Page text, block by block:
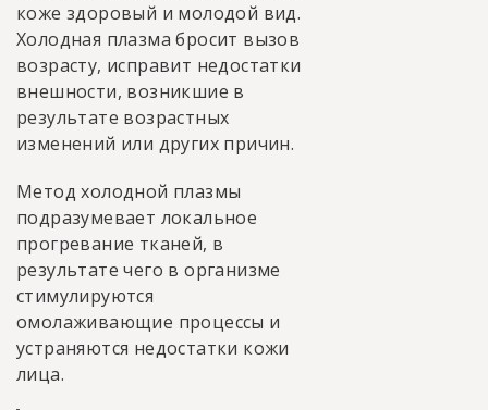
коже здоровый и молодой вид.
Холодная плазма бросит вызов
возрасту, исправит недостатки
внешности, возникшие в
результате возрастных
изменений или других причин.
Метод холодной плазмы
подразумевает локальное
прогревание тканей, в
результате чего в организме
стимулируются
омолаживающие процессы и
устраняются недостатки кожи
лица.